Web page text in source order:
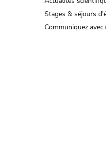
Stages & séjours
Communiquez avec